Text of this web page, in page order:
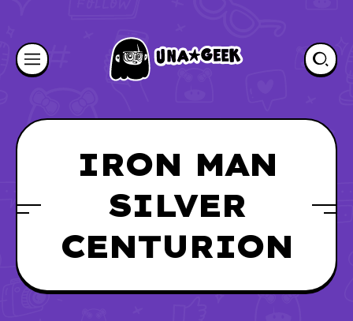
IRON MAN
SILVER
CENTURION